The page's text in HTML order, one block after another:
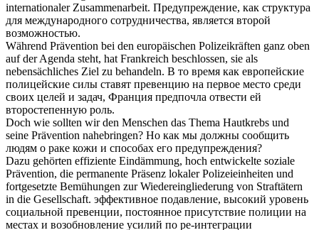
internationaler Zusammenarbeit. Предупреждение, как структура
для международного сотрудничества, является второй
возможностью.
Während Prävention bei den europäischen Polizeikräften ganz oben
auf der Agenda steht, hat Frankreich beschlossen, sie als
nebensächliches Ziel zu behandeln. В то время как европейские
полицейские силы ставят превенцию на первое место среди
своих целей и задач, Франция предпочла отвести ей
второстепенную роль.
Doch wie sollten wir den Menschen das Thema Hautkrebs und
seine Prävention nahebringen? Но как мы должны сообщить
людям о раке кожи и способах его предупреждения?
Dazu gehörten effiziente Eindämmung, hoch entwickelte soziale
Prävention, die permanente Präsenz lokaler Polizeieinheiten und
fortgesetzte Bemühungen zur Wiedereingliederung von Straftätern
in die Gesellschaft. эффективное подавление, высокий уровень
социальной превенции, постоянное присутствие полиции на
местах и возобновление усилий по ре-интеграции